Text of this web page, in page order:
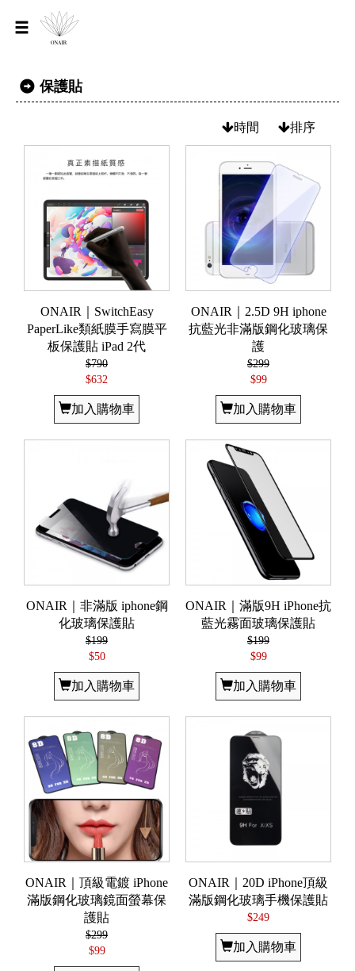
保護貼
時間 排序
ONAIR｜SwitchEasy
PaperLike類紙膜手寫膜平
板保護貼 iPad 2代
$790
$632
加入購物車
ONAIR｜2.5D 9H iphone
抗藍光非滿版鋼化玻璃保
護
$299
$99
加入購物車
ONAIR｜非滿版 iphone鋼
化玻璃保護貼
$199
$50
加入購物車
ONAIR｜滿版9H iPhone抗
藍光霧面玻璃保護貼
$199
$99
加入購物車
ONAIR｜頂級電鍍 iPhone
滿版鋼化玻璃鏡面螢幕保
護貼
$299
$99
ONAIR｜20D iPhone頂級
滿版鋼化玻璃手機保護貼
$249
加入購物車